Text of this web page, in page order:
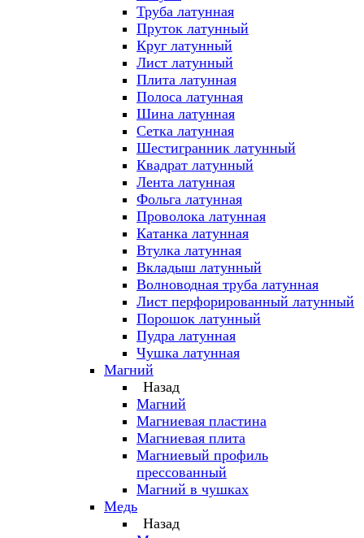
Труба латунная
Пруток латунный
Круг латунный
Лист латунный
Плита латунная
Полоса латунная
Шина латунная
Сетка латунная
Шестигранник латунный
Квадрат латунный
Лента латунная
Фольга латунная
Проволока латунная
Катанка латунная
Втулка латунная
Вкладыш латунный
Волноводная труба латунная
Лист перфорированный латунный
Порошок латунный
Пудра латунная
Чушка латунная
Магний
Назад
Магний
Магниевая пластина
Магниевая плита
Магниевый профиль
прессованный
Магний в чушках
Медь
Назад